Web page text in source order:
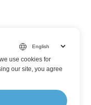
use cookies for
our site, you agree